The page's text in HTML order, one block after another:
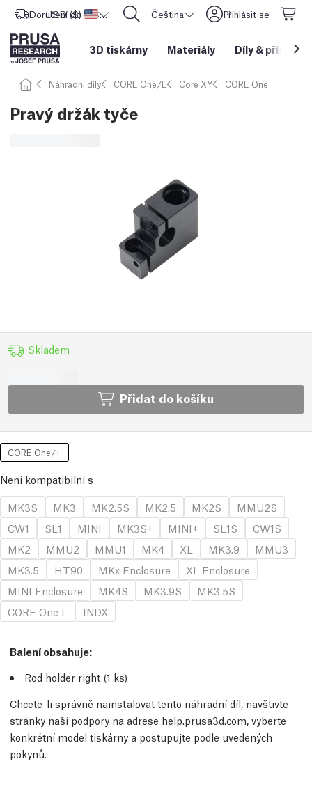
Doručení do Spojené státy americké
USD ($) CORE One L: Nyní skladem! Čeština Přihlásit se
3D tiskárny Materiály Díly &
Náhradní díly CORE One/L Core XY CORE One
Pravý držák tyče
Skladem
Přidat do košíku
CORE One/+
Není kompatibilní s
MK3S
MK3 MK2.5S MK2.5 MK2S
MMU2S
CW1
SL1 MINI MK3S+ MINI+ SL1S
CW1S
MK2
MMU2 MMU1 MK4 XL MK3.9
MMU3
MK3.5
HT90 MKx Enclosure
XL Enclosure
MINI Enclosure
MK4S MK3.9S
MK3.5S
CORE One L
INDX
Balení obsahuje:
Rod holder right (1 ks)
Chcete-li správně nainstalovat tento náhradní díl, navštivte
stránky naší podpory na adrese help.prusa3d.com, vyberte
konkrétní model tiskárny a postupujte podle uvedených
pokynů.